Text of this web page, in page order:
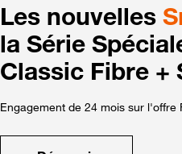
Les nouvelles
la Série
Classic Fibre +
Engagement de 24 mois sur l'offre